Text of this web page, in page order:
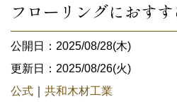
フローリングにおす
公開日：2025/08/28(木)
更新日：2025/08/26(火)
公式
共和木材工業